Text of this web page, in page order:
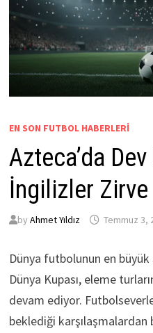
EN SON FUTBOL HABERLERI
Azteca’da
İngilizler
by Ahmet Yıldız Temmuz 3,
Dünya futbolunun en
Dünya Kupası, eleme
devam ediyor.
beklediği